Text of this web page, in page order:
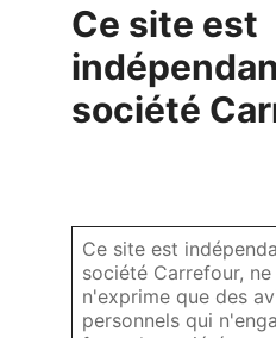
Ce site est
société
Ce site est
société Carrefour,
n'exprime que des
personnels qui